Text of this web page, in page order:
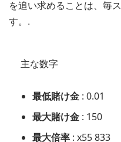
を追い求めることは、毎
す。.
主な数字
最低賭け金 : 0.01
最大賭け金 : 150
最大倍率 : x55 833